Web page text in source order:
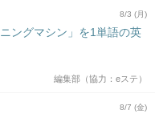
8/3 (月)
ングマシン」を1単語の英
編集部（協力：eステ）
8/7 (金)